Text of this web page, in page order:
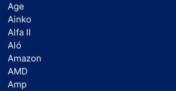
Age
Ainko
Alfa II
Aló
Amazon
AMD
Amp